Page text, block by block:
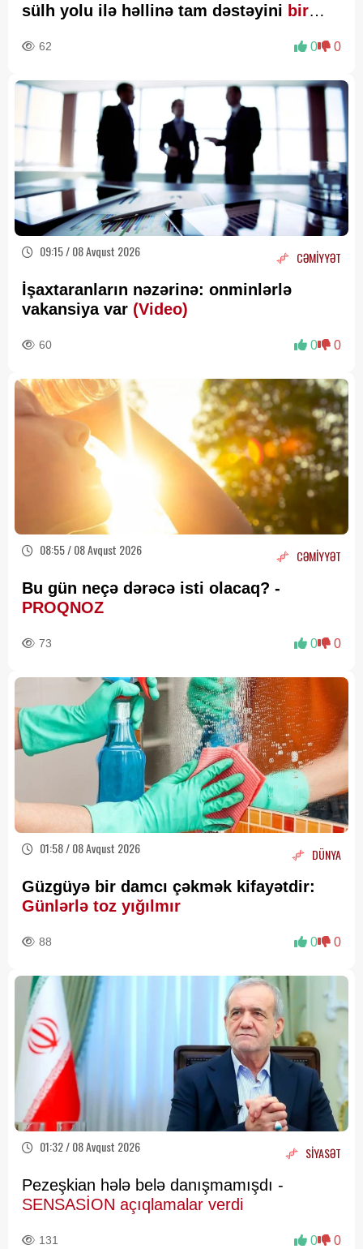
sülh yolu ilə həllinə tam dəstəyini bir
62 0 0
09:15 / 08 Avqust 2026 CƏMİYYƏT
İşaxtaranların nəzərinə: onminlərlə
vakansiya var (Video)
60 0 0
08:55 / 08 Avqust 2026 CƏMİYYƏT
Bu gün neçə dərəcə isti olacaq? -
PROQNOZ
73 0 0
01:58 / 08 Avqust 2026 DÜNYA
Güzgüyə bir damcı çəkmək kifayətdir:
Günlərlə toz yığılmır
88 0 0
01:32 / 08 Avqust 2026 SİYASƏT
Pezeşkian hələ belə danışmamışdı -
SENSASİON açıqlamalar verdi
131 0 0